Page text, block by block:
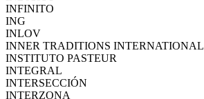
INFINITO
ING
INLOV
INNER TRADITIONS INTERNATIONAL
INSTITUTO PASTEUR
INTEGRAL
INTERSECCIÓN
INTERZONA